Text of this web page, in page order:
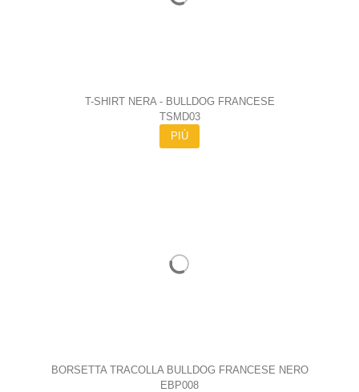
T-SHIRT NERA - BULLDOG FRANCESE
TSMD03
PIÙ
BORSETTA TRACOLLA BULLDOG FRANCESE NERO
EBP008